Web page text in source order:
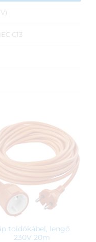
C13
toldókábel, lengő
230V 20m